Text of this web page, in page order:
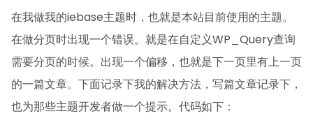
在我做我的iebase主题时，也就是本站目前使用的主题。
在做分页时出现一个错误。就是在自定义WP_Query查询
需要分页的时候。出现一个偏移，也就是下一页里有上一页
的一篇文章。下面记录下我的解决方法，写篇文章记录下，
也为那些主题开发者做一个提示。代码如下：